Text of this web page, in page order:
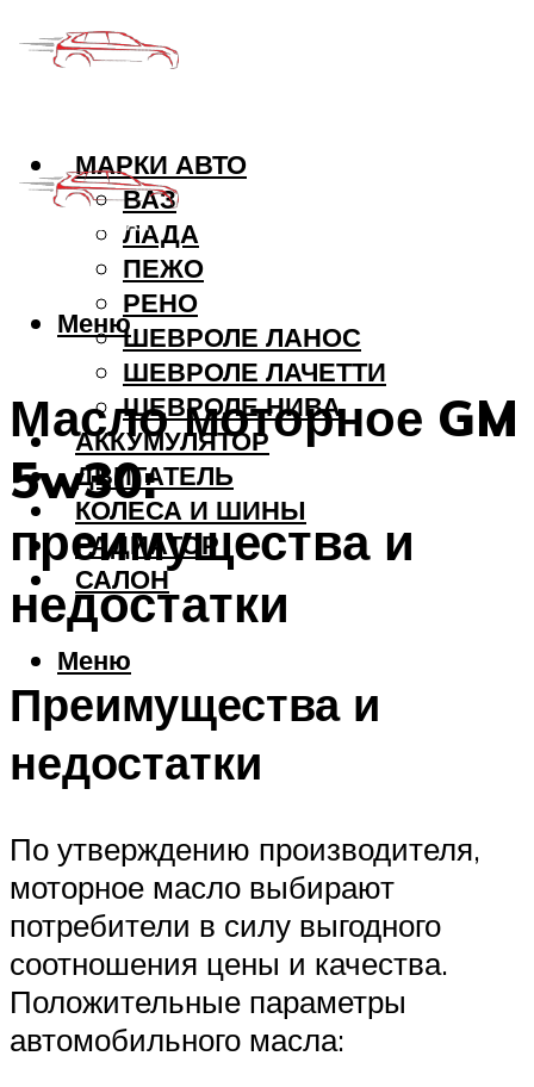
МАРКИ АВТО
ВАЗ
ЛАДА
ПЕЖО
РЕНО
ШЕВРОЛЕ ЛАНОС
ШЕВРОЛЕ ЛАЧЕТТИ
ШЕВРОЛЕ НИВА
АККУМУЛЯТОР
ДВИГАТЕЛЬ
КОЛЕСА И ШИНЫ
РАДИАТОР
САЛОН
Меню
Меню
Масло моторное GM
5w30:
преимущества и
недостатки
Преимущества и
недостатки
По утверждению производителя,
моторное масло выбирают
потребители в силу выгодного
соотношения цены и качества.
Положительные параметры
автомобильного масла: